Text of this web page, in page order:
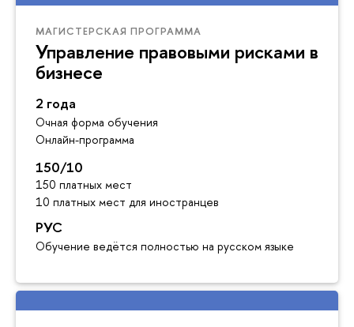
МАГИСТЕРСКАЯ ПРОГРАММА
Управление правовыми рисками в
бизнесе
2 года
Очная форма обучения
Онлайн-программа
150/10
150 платных мест
10 платных мест для иностранцев
РУС
Обучение ведётся полностью на русском языке